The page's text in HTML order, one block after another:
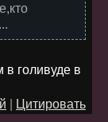
голивуде в
Цитировать